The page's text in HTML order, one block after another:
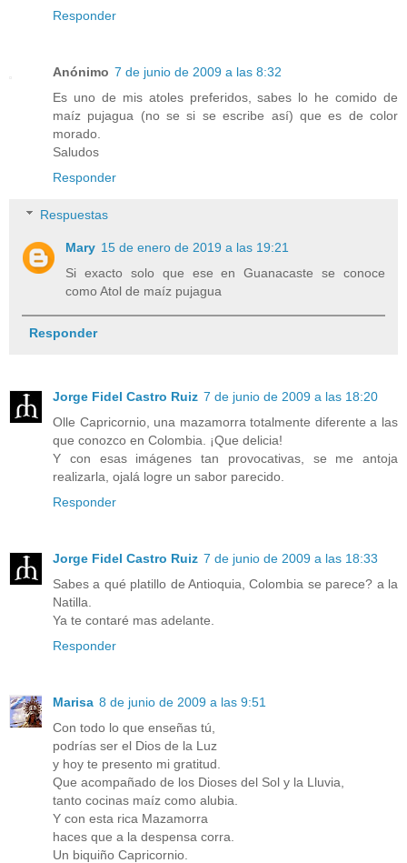
Responder
Anónimo 7 de junio de 2009 a las 8:32
Es uno de mis atoles preferidos, sabes lo he comido de
maíz pujagua (no se si se escribe así) que es de color
morado.
Saludos
Responder
Respuestas
Mary 15 de enero de 2019 a las 19:21
Si exacto solo que ese en Guanacaste se conoce
como Atol de maíz pujagua
Responder
Jorge Fidel Castro Ruiz 7 de junio de 2009 a las 18:20
Olle Capricornio, una mazamorra totalmente diferente a las
que conozco en Colombia. ¡Que delicia!
Y con esas imágenes tan provocativas, se me antoja
realizarla, ojalá logre un sabor parecido.
Responder
Jorge Fidel Castro Ruiz 7 de junio de 2009 a las 18:33
Sabes a qué platillo de Antioquia, Colombia se parece? a la
Natilla.
Ya te contaré mas adelante.
Responder
Marisa 8 de junio de 2009 a las 9:51
Con todo lo que enseñas tú,
podrías ser el Dios de la Luz
y hoy te presento mi gratitud.
Que acompañado de los Dioses del Sol y la Lluvia,
tanto cocinas maíz como alubia.
Y con esta rica Mazamorra
haces que a la despensa corra.
Un biquiño Capricornio.